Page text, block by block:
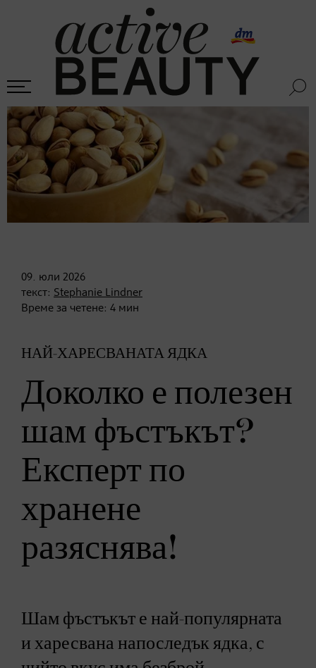
09. юли 2026
текст: Stephanie Lindner
Време за четене: 4 мин
НАЙ-ХАРЕСВАНАТА ЯДКА
Доколко е полезен
шам фъстъкът?
Експерт по
хранене
разяснява!
Шам фъстъкът е най-популярната
и харесвана напоследък ядка, с